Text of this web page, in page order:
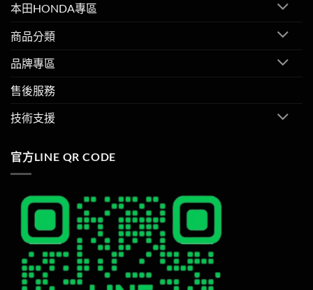
本田HONDA專區
商品分類
品牌專區
售後服務
技術支援
官方LINE QR CODE